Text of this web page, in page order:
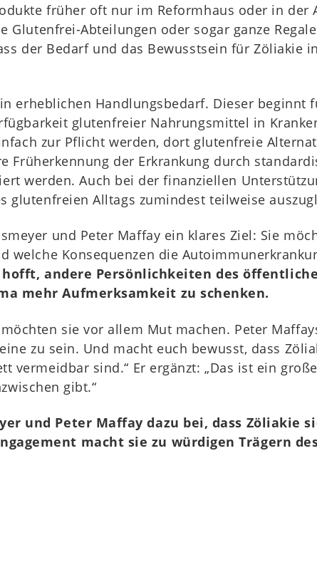
früher oft nur im Reformhaus oder in der
Glutenfrei-Abteilungen oder sogar ganze
der Bedarf und das Bewusstsein für Zöliakie
erheblichen Handlungsbedarf. Dieser beginnt
glutenfreier Nahrungsmittel in
zur Pflicht werden, dort glutenfreie
Früherkennung der Erkrankung durch
werden. Auch bei der finanziellen
glutenfreien Alltags zumindest teilweise
und Peter Maffay ein klares Ziel: Sie
welche Konsequenzen die
andere Persönlichkeiten des
mehr Aufmerksamkeit zu schenken.
sie vor allem Mut machen. Peter
zu sein. Und macht euch bewusst, dass
sind.“ Er ergänzt: „Das ist ein
gibt.“
und Peter Maffay dazu bei, dass Zöliakie
macht sie zu würdigen Trägern